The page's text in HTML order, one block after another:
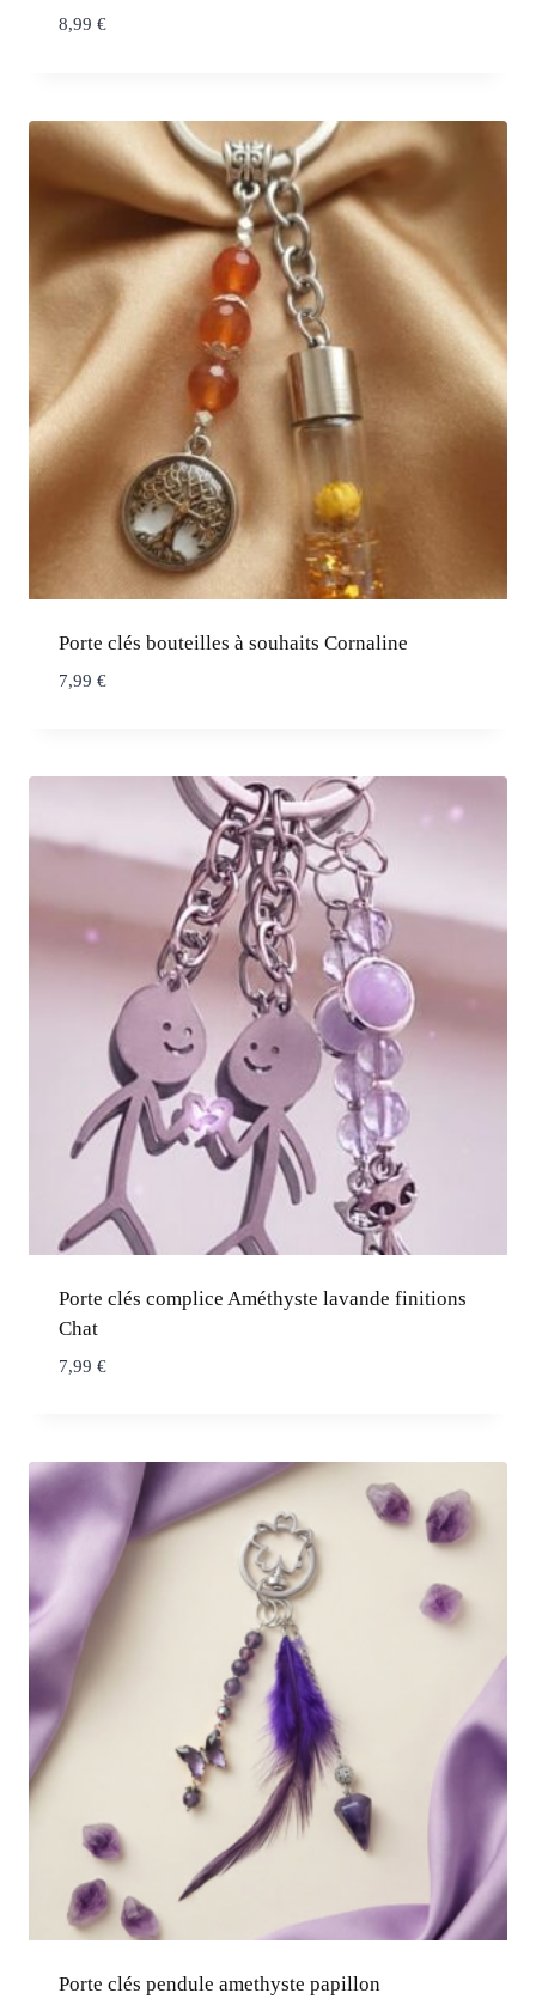
8,99 €
Porte clés bouteilles à souhaits Cornaline
7,99 €
Porte clés complice Améthyste lavande finitions
Chat
7,99 €
Porte clés pendule amethyste papillon